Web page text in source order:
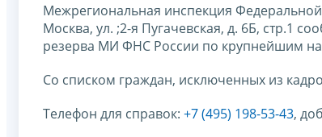
Межрегиональная инспекция
Москва, ул. ;2-я Пугачевская, д. 6Б, стр.1
резерва МИ ФНС России по крупнейшим
Со списком граждан, исключенных из
Телефон для справок: +7 (495) 198-53-43,